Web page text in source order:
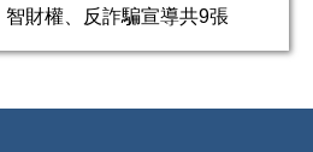
智財權、反詐騙宣導共9張